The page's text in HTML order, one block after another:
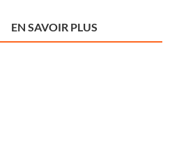
EN SAVOIR PLUS